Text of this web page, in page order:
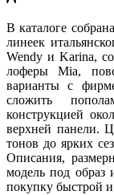
В каталоге
линеек
Wendy и Karina,
лоферы Mia,
варианты с
сложить
конструкцией
верхней панели.
тонов до ярких
Описания,
модель под образ
покупку быстрой